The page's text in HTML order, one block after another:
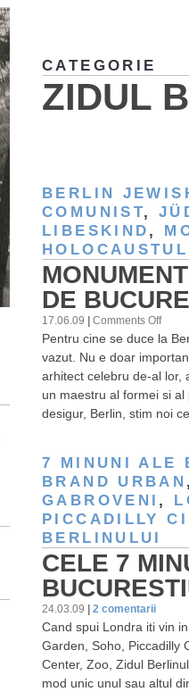
CATEGORIE
ZIDUL
BERLIN
COMUNIST,
LIBESKIND ,
DE
17.06.09 Comments Offon
De
Pentru cine se duce la
vazut. Nu e doar
arhitect celebru de-al lor,
un maestru al formei si
desigur, Berlin, stim noi
7 MINUNI ALE
BRAND URBAN
GABROVENI ,
PICCADILLY
BERLINULUI
CELE 7
24.03.09 2 comentarii
Cand spui Londra iti vin
Garden, Soho, Piccadilly
Center, Zoo, Zidul
mod unic unul sau altul